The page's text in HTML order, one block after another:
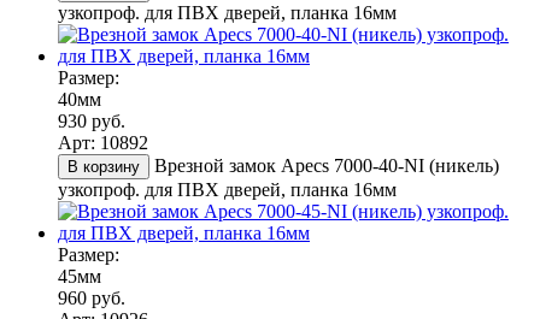
узкопроф. для ПВХ дверей, планка 16мм
Размер:
40мм
930 руб.
Арт: 10892
В корзину
Врезной замок Apecs 7000-40-NI (никель)
узкопроф. для ПВХ дверей, планка 16мм
Размер:
45мм
960 руб.